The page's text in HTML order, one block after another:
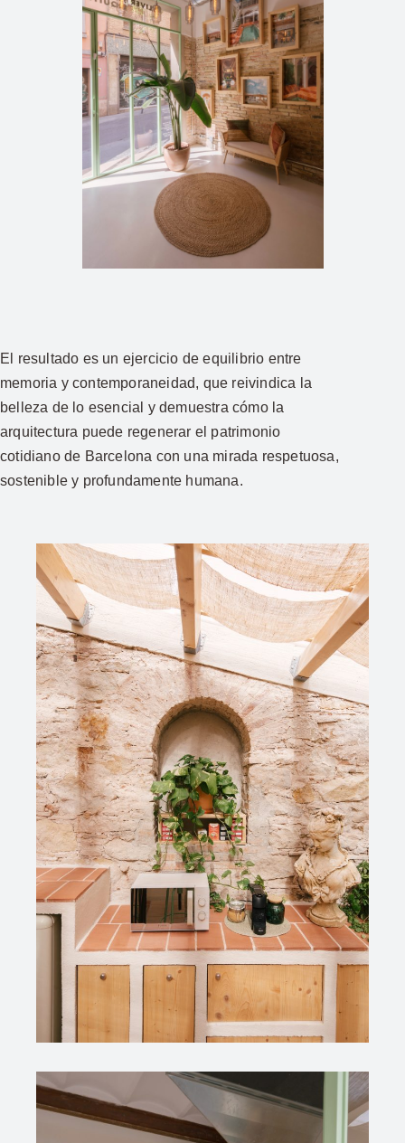
El resultado es un ejercicio de equilibrio entre
memoria y contemporaneidad, que reivindica la
belleza de lo esencial y demuestra cómo la
arquitectura puede regenerar el patrimonio
cotidiano de Barcelona con una mirada respetuosa,
sostenible y profundamente humana.